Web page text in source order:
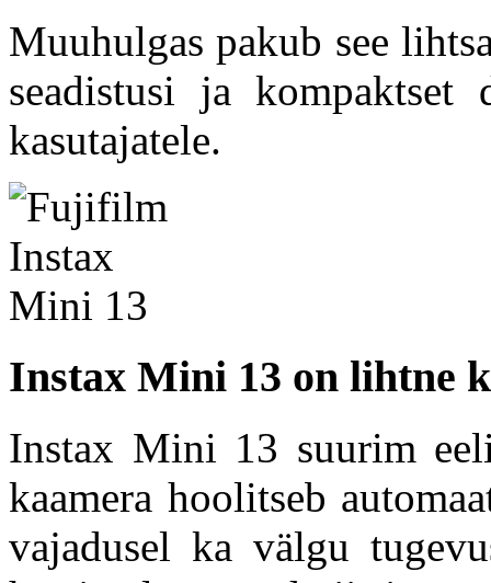
Muuhulgas pakub see
seadistusi ja
kasutajatele.
Instax Mini 13 on lihtne
Instax Mini 13 suurim
kaamera hoolitseb
vajadusel ka välgu